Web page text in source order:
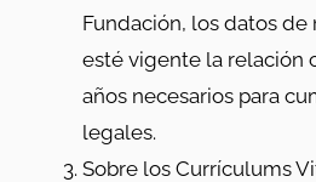
Fundación, los datos
esté vigente la relación
años necesarios para
legales.
Sobre los Currículums